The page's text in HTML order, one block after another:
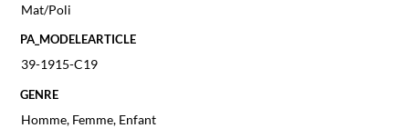
Mat/Poli
PA_MODELEARTICLE
39-1915-C19
GENRE
Homme, Femme, Enfant